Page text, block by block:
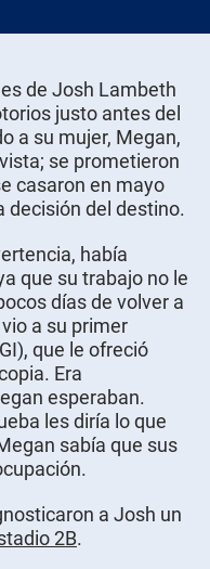
de Josh Lambeth
justo antes del
a su mujer, Megan,
se prometieron
casaron en mayo
decisión del destino.
había
que su trabajo no le
días de volver a
a su primer
que le ofreció
Era
esperaban.
les diría lo que
sabía que sus
a Josh un
2B.